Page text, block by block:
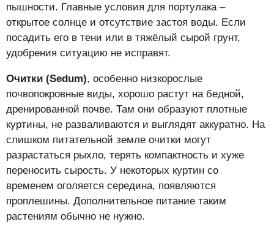
пышности. Главные условия для портулака –
открытое солнце и отсутствие застоя воды. Если
посадить его в тени или в тяжёлый сырой грунт,
удобрения ситуацию не исправят.
Очитки (Sedum), особенно низкорослые
почвопокровные виды, хорошо растут на бедной,
дренированной почве. Там они образуют плотные
куртины, не разваливаются и выглядят аккуратно. На
слишком питательной земле очитки могут
разрастаться рыхло, терять компактность и хуже
переносить сырость. У некоторых куртин со
временем оголяется середина, появляются
проплешины. Дополнительное питание таким
растениям обычно не нужно.